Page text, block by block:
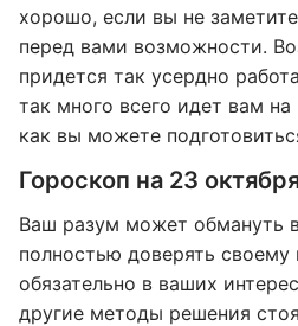
хорошо, если вы не
перед вами возможности.
придется так усердно
так много всего идет вам
как вы можете
Гороскоп на 23
Ваш разум может обмануть
полностью доверять
обязательно в ваших
другие методы решения